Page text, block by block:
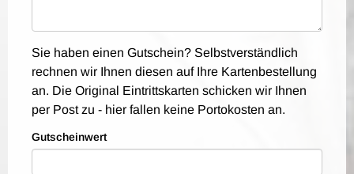
Sie haben einen Gutschein? Selbstverständlich
rechnen wir Ihnen diesen auf Ihre Kartenbestellung
an. Die Original Eintrittskarten schicken wir Ihnen
per Post zu - hier fallen keine Portokosten an.
Gutscheinwert